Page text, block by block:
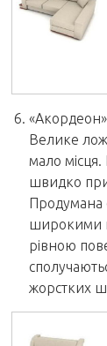
Велике
мало
швидко
Продумана
широкими
рівною
жорстких